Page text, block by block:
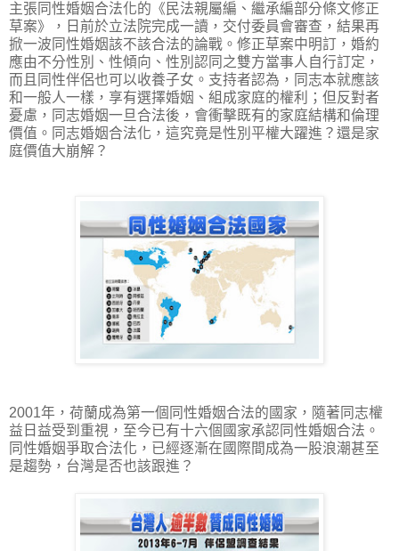
主張同性婚姻合法化的《民法親屬編、繼承編部分條文修正
草案》，日前於立法院完成一讀，交付委員會審查，結果再
掀一波同性婚姻該不該合法的論戰。修正草案中明訂，婚約
應由不分性別、性傾向、性別認同之雙方當事人自行訂定，
而且同性伴侶也可以收養子女。支持者認為，同志本就應該
和一般人一樣，享有選擇婚姻、組成家庭的權利；但反對者
憂慮，同志婚姻一旦合法後，會衝擊既有的家庭結構和倫理
價值。同志婚姻合法化，這究竟是性別平權大躍進？還是家
庭價值大崩解？
2001年，荷蘭成為第一個同性婚姻合法的國家，隨著同志權
益日益受到重視，至今已有十六個國家承認同性婚姻合法。
同性婚姻爭取合法化，已經逐漸在國際間成為一股浪潮甚至
是趨勢，台灣是否也該跟進？